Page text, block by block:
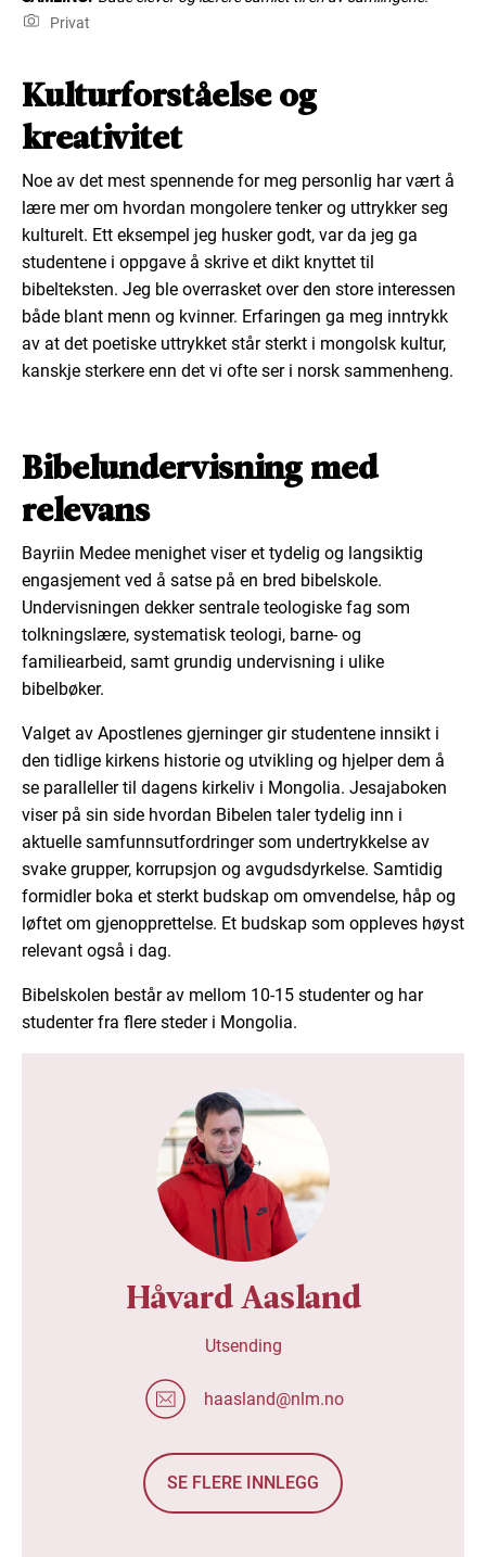
Privat
Kulturforståelse og
kreativitet
Noe av det mest spennende for meg personlig har vært å
lære mer om hvordan mongolere tenker og uttrykker seg
kulturelt. Ett eksempel jeg husker godt, var da jeg ga
studentene i oppgave å skrive et dikt knyttet til
bibelteksten. Jeg ble overrasket over den store interessen
både blant menn og kvinner. Erfaringen ga meg inntrykk
av at det poetiske uttrykket står sterkt i mongolsk kultur,
kanskje sterkere enn det vi ofte ser i norsk sammenheng.
Bibelundervisning med
relevans
Bayriin Medee menighet viser et tydelig og langsiktig
engasjement ved å satse på en bred bibelskole.
Undervisningen dekker sentrale teologiske fag som
tolkningslære, systematisk teologi, barne- og
familiearbeid, samt grundig undervisning i ulike
bibelbøker.
Valget av Apostlenes gjerninger gir studentene innsikt i
den tidlige kirkens historie og utvikling og hjelper dem å
se paralleller til dagens kirkeliv i Mongolia. Jesajaboken
viser på sin side hvordan Bibelen taler tydelig inn i
aktuelle samfunnsutfordringer som undertrykkelse av
svake grupper, korrupsjon og avgudsdyrkelse. Samtidig
formidler boka et sterkt budskap om omvendelse, håp og
løftet om gjenopprettelse. Et budskap som oppleves høyst
relevant også i dag.
Bibelskolen består av mellom 10-15 studenter og har
studenter fra flere steder i Mongolia.
Håvard Aasland
Utsending
haasland@nlm.no
SE FLERE INNLEGG